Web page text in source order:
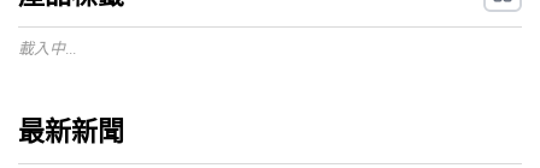
載入中...
最新新聞